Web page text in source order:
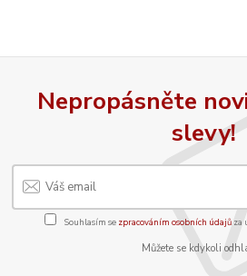
Nepropásněte
slevy!
Souhlasím se zpracováním osobních údajůza
Můžete se kdykoli